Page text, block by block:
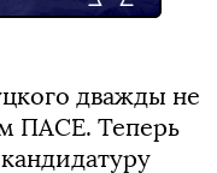
дважды не
ПАСЕ. Теперь